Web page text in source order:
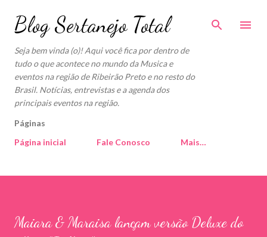
Pular para o conteúdo principal
Blog Sertanejo Total
Seja bem vinda (o)! Aqui você fica por dentro de
tudo o que acontece no mundo da Musica e
eventos na região de Ribeirão Preto e no resto do
Brasil. Notícias, entrevistas e a agenda dos
principais eventos na região.
Páginas
Página inicial
Fale Conosco Mais…
Maiara & Maraisa lançam versão Deluxe do